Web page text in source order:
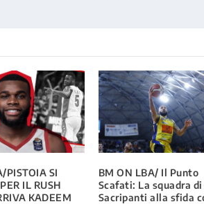
PISTOIA SI
IL RUSH
KADEEM
BM ON LBA/ Il Punto
Scafati: La squadra di
Sacripanti alla sfida